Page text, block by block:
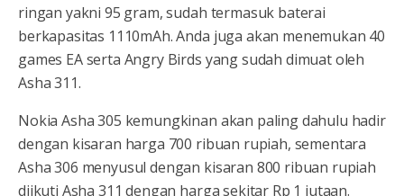
ringan yakni 95 gram, sudah termasuk baterai
berkapasitas 1110mAh. Anda juga akan menemukan 40
games EA serta Angry Birds yang sudah dimuat oleh
Asha 311.
Nokia Asha 305 kemungkinan akan paling dahulu hadir
dengan kisaran harga 700 ribuan rupiah, sementara
Asha 306 menyusul dengan kisaran 800 ribuan rupiah
diikuti Asha 311 dengan harga sekitar Rp 1 jutaan.